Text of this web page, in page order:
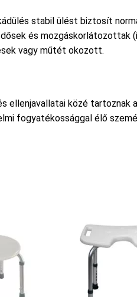
stabil ülést biztosít
és mozgáskorlátozottak
vagy műtét okozott.
ellenjavallatai közé tartoznak
fogyatékossággal élő